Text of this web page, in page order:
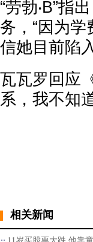
“劳勃‧B”指
务，“因为
信她目前陷
瓦瓦罗回应
系，我不知
相关新闻